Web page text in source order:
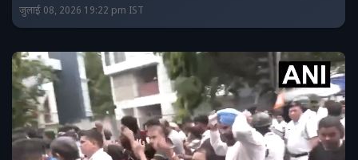
जुलाई 08, 2026 19:22 pm IST